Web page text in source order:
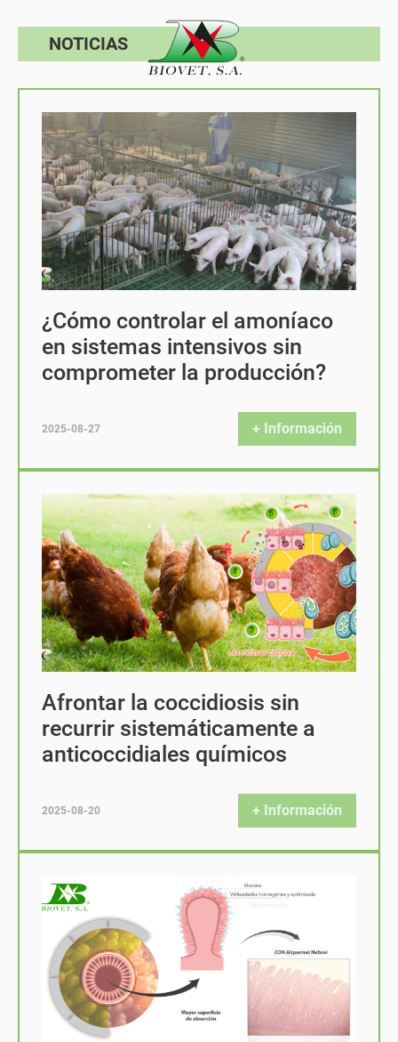
NOTICIAS
¿Cómo controlar el amoníaco
en sistemas intensivos sin
comprometer la producción?
2025-08-27 + Información
Afrontar la coccidiosis sin
recurrir sistemáticamente a
anticoccidiales químicos
2025-08-20 + Información